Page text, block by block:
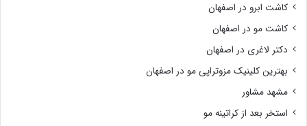
کاشت ابرو در اصفهان
کاشت مو در اصفهان
دکتر لاغری در اصفهان
بهترین کلینیک مزوتراپی مو در اصفهان
مشهد مشاور
استخر بعد از کراتینه مو